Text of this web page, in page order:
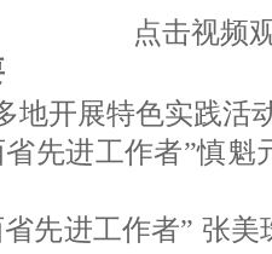
点击视频
地开展特色实践活
省先进工作者”慎
省先进工作者” 张